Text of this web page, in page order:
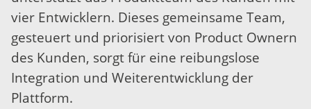
vier Entwicklern. Dieses gemeinsame Team,
gesteuert und priorisiert von Product Ownern
des Kunden, sorgt für eine reibungslose
Integration und Weiterentwicklung der
Plattform.